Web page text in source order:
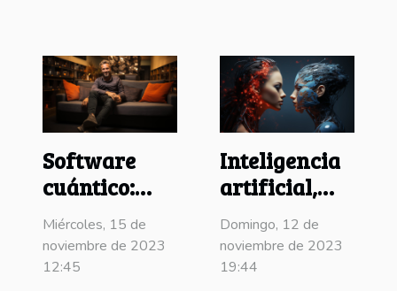
Software
cuántico:
Rompiendo
límites
Miércoles, 15 de
noviembre de 2023
12:45
Inteligencia
artificial,
¿creamos a
nuestro
sucesor?
Domingo, 12 de
noviembre de 2023
19:44